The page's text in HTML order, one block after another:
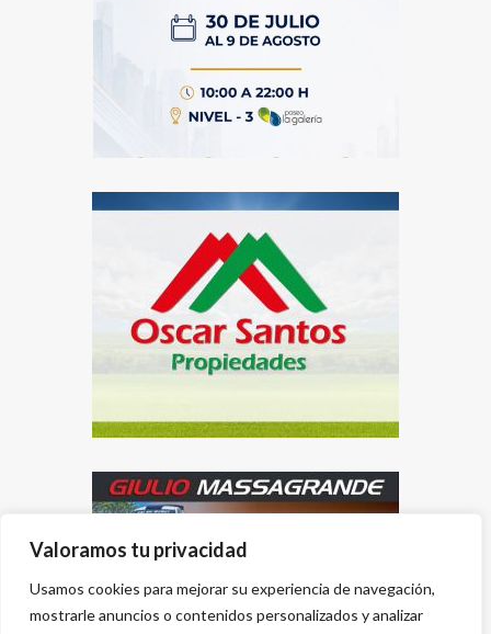
Valoramos tu privacidad
Usamos cookies para mejorar su experiencia de navegación,
mostrarle anuncios o contenidos personalizados y analizar